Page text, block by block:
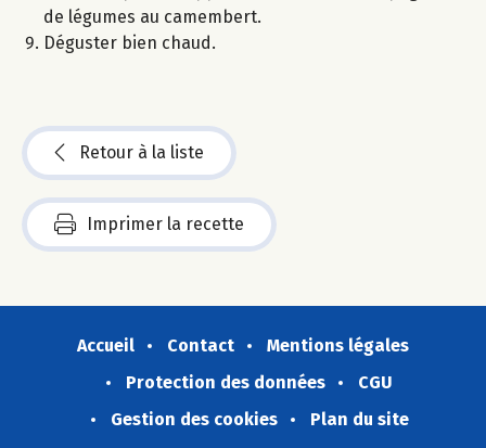
de légumes au camembert.
Déguster bien chaud.
Retour à la liste
Imprimer la recette
Accueil Contact
Mentions légales
Protection des données
CGU
Gestion des cookies
Plan du site